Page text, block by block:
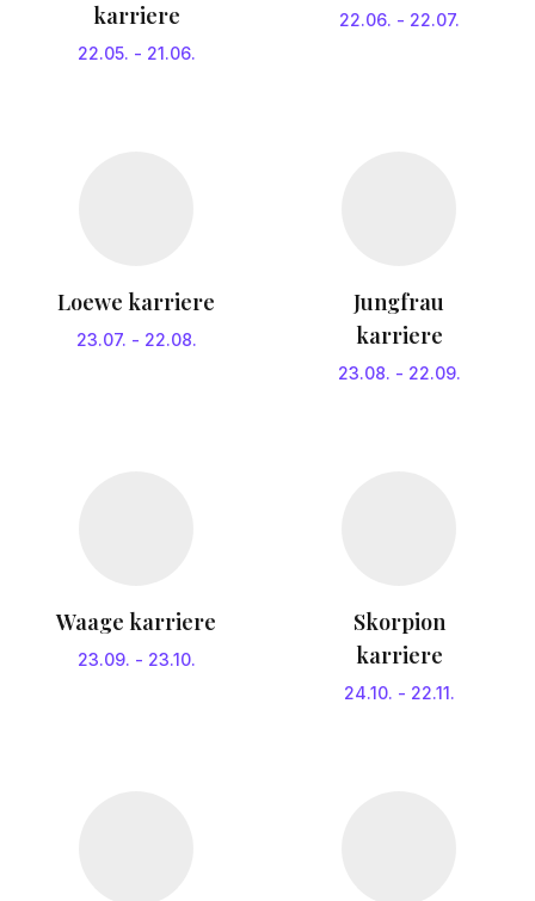
karriere
22.05. - 21.06.
22.06. - 22.07.
Loewe karriere
23.07. - 22.08.
Jungfrau
karriere
23.08. - 22.09.
Waage karriere
23.09. - 23.10.
Skorpion
karriere
24.10. - 22.11.